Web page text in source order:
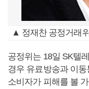
▲ 정재찬 공정거래
공정위는 18일 SK텔
경우 유료방송과 이
소비자가 피해를 볼